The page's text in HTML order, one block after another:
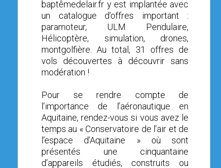
OPEN SUBMENU (SIMULATEUR)
SIMULATEUR
OPEN SUBMENU (DRÔNE)
DRÔNE
baptêmedelair.fr y est implantée avec
un catalogue d’offres important :
paramoteur, ULM Pendulaire,
Hélicoptère, simulation, drones,
montgolfière. Au total, 31 offres de
vols découvertes à découvrir sans
modération !
Pour se rendre compte de
l’importance de l’aéronautique en
Aquitaine, rendez-vous si vous avez le
temps au « Conservatoire de l’air et de
l’espace d’Aquitaine » où sont
présentés une cinquantaine
d’appareils étudiés, construits ou